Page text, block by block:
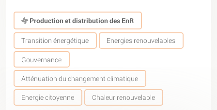
Production et distribution des EnR
Transition énergétique Energies renouvelables
Gouvernance
Atténuation du changement climatique
Energie citoyenne Chaleur renouvelable